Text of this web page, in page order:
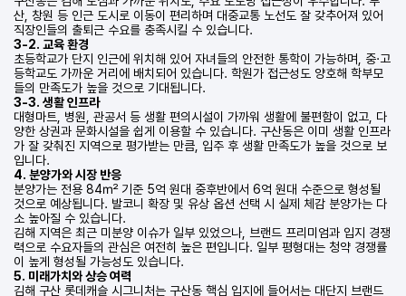
산, 창원 등 인근 도시로 이동이 편리하며 대중교통 노선도 잘 갖추어져 있어
직장인들의 출퇴근 수요를 충족시킬 수 있습니다.
3-2. 교육 환경
초등학교가 단지 인근에 위치해 있어 자녀들의 안전한 통학이 가능하며, 중·고
등학교도 가까운 거리에 배치되어 있습니다. 학원가 접근성도 양호해 학부모
들의 만족도가 높을 것으로 기대됩니다.
3-3. 생활 인프라
대형마트, 병원, 관공서 등 생활 편의시설이 가까워 생활에 불편함이 없고, 다
양한 상권과 문화시설을 쉽게 이용할 수 있습니다. 구산동은 이미 생활 인프라
가 잘 갖춰진 지역으로 평가받는 만큼, 입주 후 생활 만족도가 높을 것으로 보
입니다.
4. 분양가와 시장 반응
분양가는 전용 84㎡ 기준 5억 원대 중후반에서 6억 원대 수준으로 형성될
것으로 예상됩니다. 발코니 확장 및 유상 옵션 선택 시 실제 체감 분양가는 다
소 높아질 수 있습니다.
김해 지역은 최근 미분양 이슈가 일부 있었으나, 브랜드 프리미엄과 입지 경쟁
력으로 수요자들의 관심은 여전히 높은 편입니다. 일부 평형대는 청약 경쟁률
이 높게 형성될 가능성도 있습니다.
5. 미래가치와 상승 여력
김해 구산 롯데캐슬 시그니처는 구산동 핵심 입지에 들어서는 대단지 브랜드